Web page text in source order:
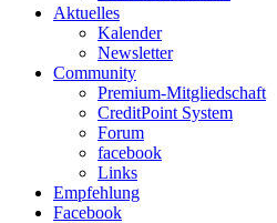
Aktuelles
Kalender
Newsletter
Community
Premium-Mitgliedschaft
CreditPoint System
Forum
facebook
Links
Empfehlung
Facebook